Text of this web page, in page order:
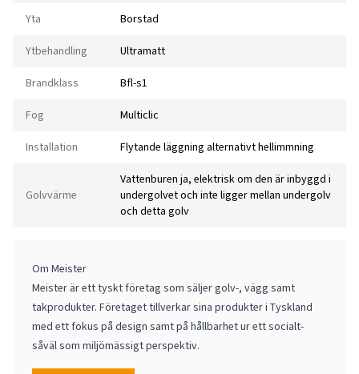
Yta Borstad
Ytbehandling Ultramatt
Brandklass Bfl-s1
Fog Multiclic
Installation Flytande läggning alternativt hellimmning
Golvvärme
Vattenburen ja, elektrisk om den är inbyggd i
undergolvet och inte ligger mellan undergolv
och detta golv
Om Meister
Meister är ett tyskt företag som säljer golv-, vägg samt
takprodukter. Företaget tillverkar sina produkter i Tyskland
med ett fokus på design samt på hållbarhet ur ett socialt-
såväl som miljömässigt perspektiv.